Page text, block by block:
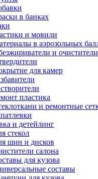
в банках
и мовили
в аэрозольных
и очистители
для камер
пластика
и ремонтные
и детейлинг
стекол
шин и дисков
салона
для кузова
составы